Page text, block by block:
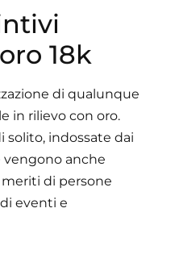
18k
di qualunque
in rilievo con oro.
solito, indossate dai
vengono anche
di persone
eventi e